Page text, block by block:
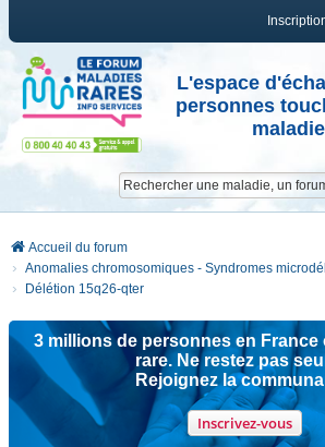
L'espace
personnes
Accueil du forum
Anomalies chromosomiques - Syndromes
Délétion 15q26-qter
3 millions de personnes en France
rare. Ne restez pas
Rejoignez la
Inscrivez-vous